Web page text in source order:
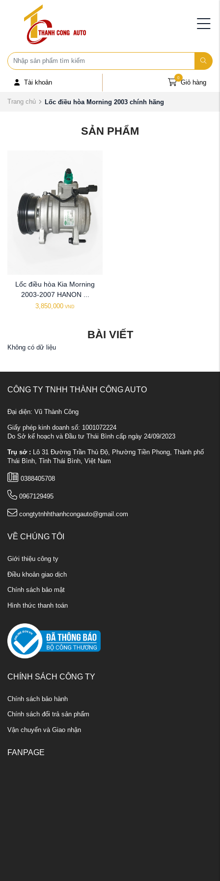
Tài khoản Giỏ hàng
0
Trang chủ Lốc điều hòa Morning 2003 chính hãng
SẢN PHẨM
Lốc điều hòa Kia Morning
2003-2007 HANON ...
3,850,000 VND
BÀI VIẾT
Không có dữ liệu
CÔNG TY TNHH THÀNH CÔNG AUTO
Đại diện: Vũ Thành Công
Giấy phép kinh doanh số: 1001072224
Do Sở kế hoạch và Đầu tư Thái Bình cấp ngày 24/09/2023
Trụ sở : Lô 31 Đường Trần Thủ Độ, Phường Tiền Phong, Thành phố
Thái Bình, Tỉnh Thái Bình, Việt Nam
0388405708
0967129495
congtytnhhthanhcongauto@gmail.com
VỀ CHÚNG TÔI
Giới thiệu công ty
Điều khoản giao dịch
Chính sách bảo mật
Hình thức thanh toán
CHÍNH SÁCH CÔNG TY
Chính sách bảo hành
Chính sách đổi trả sản phẩm
Vận chuyển và Giao nhận
FANPAGE